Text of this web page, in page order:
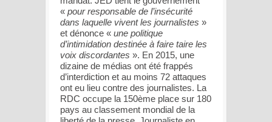
« pour responsable de l’insécurité
dans laquelle vivent les journalistes »
et dénonce « une politique
d’intimidation destinée à faire taire les
voix discordantes ». En 2015, une
dizaine de médias ont été frappés
d’interdiction et au moins 72 attaques
ont eu lieu contre des journalistes. La
RDC occupe la 150ème place sur 180
pays au classement mondial de la